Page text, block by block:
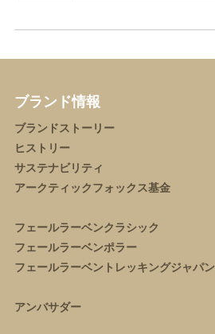
ブランド情報
ブランドストーリー
ヒストリー
サステナビリティ
アークティックフォックス基金
フェールラーベンクラシック
フェールラーベンポラー
フェールラーベントレッキングジャパン
アンバサダー